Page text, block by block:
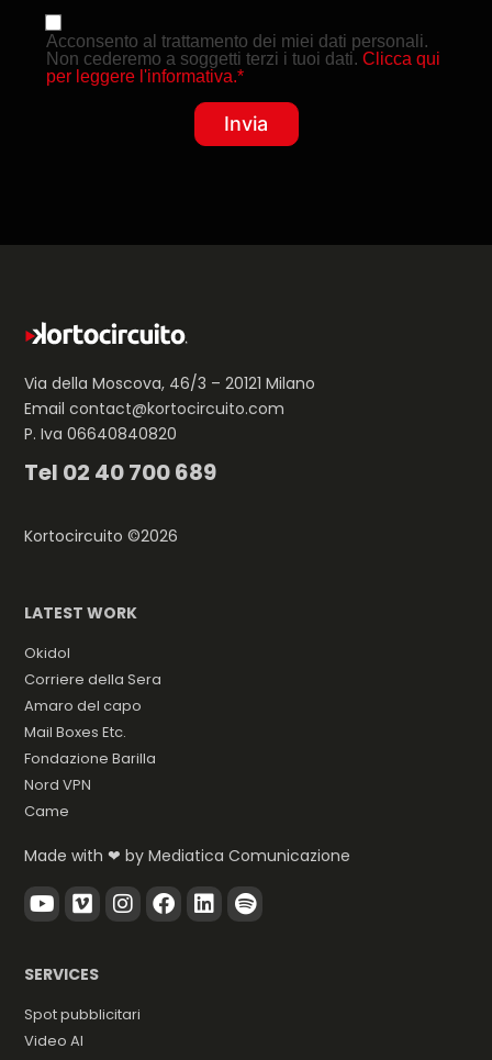
Acconsento al trattamento dei miei dati personali.
Non cederemo a soggetti terzi i tuoi dati.Clicca qui
per leggere l'informativa.*
Via della Moscova, 46/3 – 20121 Milano
Emailcontact@kortocircuito.com
P. Iva 06640840820
Tel 02 40 700 689
Kortocircuito ©2026
LATEST WORK
Okidol
Corriere della Sera
Amaro del capo
Mail Boxes Etc.
Fondazione Barilla
Nord VPN
Came
Made with ❤ byMediatica Comunicazione
SERVICES
Spot pubblicitari
Video AI